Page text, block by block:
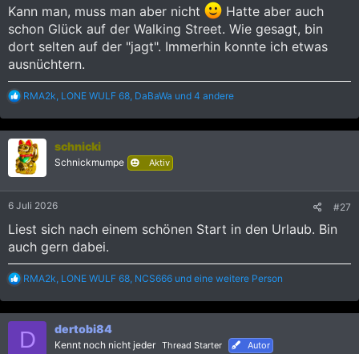
Kann man, muss man aber nicht
Hatte aber auch
schon Glück auf der Walking Street. Wie gesagt, bin
dort selten auf der "jagt". Immerhin konnte ich etwas
ausnüchtern.
R
a
k
t
i
o
n
RMA2k LONE WULF 68 DaBaWa und 4 andere
schnicki
Schnickmumpe Aktiv
6 Juli 2026 #27
Liest sich nach einem schönen Start in den Urlaub. Bin
auch gern dabei.
R
a
k
RMA2k LONE WULF 68 NCS666 und eine weitere Person
D dertobi84
Kennt noch nicht jeder Thread Starter Autor